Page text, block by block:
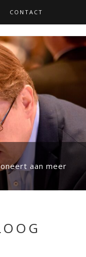
CONTACT
aan meer